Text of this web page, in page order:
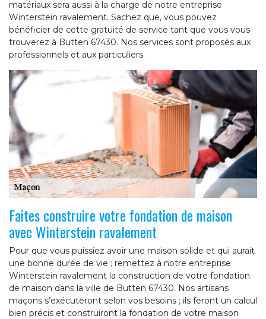
matériaux sera aussi à la charge de notre entreprise
Winterstein ravalement. Sachez que, vous pouvez
bénéficier de cette gratuité de service tant que vous vous
trouverez à Butten 67430. Nos services sont proposés aux
professionnels et aux particuliers.
Faites construire votre fondation de maison
avec Winterstein ravalement
Pour que vous puissiez avoir une maison solide et qui aurait
une bonne durée de vie ; remettez à notre entreprise
Winterstein ravalement la construction de votre fondation
de maison dans la ville de Butten 67430. Nos artisans
maçons s’exécuteront selon vos besoins ; ils feront un calcul
bien précis et construiront la fondation de votre maison